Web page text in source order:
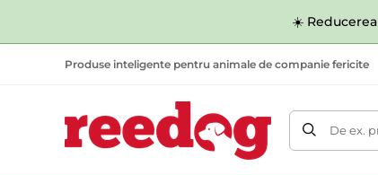
☀️
Produse inteligente pentru animale de companie fericite
De ex.